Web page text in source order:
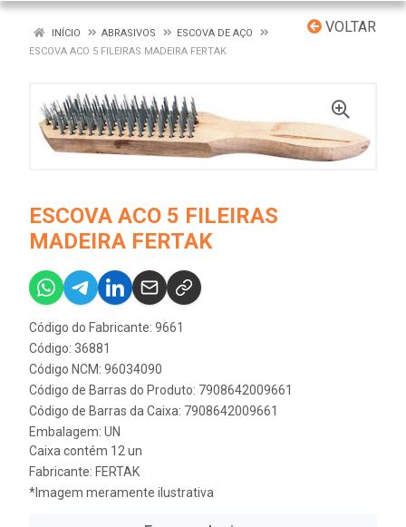
VOLTAR
INÍCIO ABRASIVOS
ESCOVA DE AÇO
ESCOVA ACO 5 FILEIRAS MADEIRA FERTAK
ESCOVA ACO 5 FILEIRAS
MADEIRA FERTAK
Código do Fabricante: 9661
Código: 36881
Código NCM: 96034090
Código de Barras do Produto: 7908642009661
Código de Barras da Caixa: 7908642009661
Embalagem: UN
Caixa contém 12 un
Fabricante: FERTAK
*Imagem meramente ilustrativa